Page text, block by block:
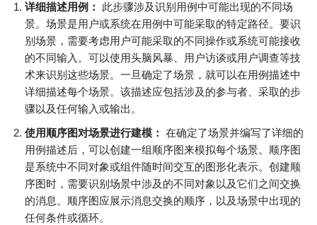
详细描述用例：
此步骤涉及识别用例中可能出现的不同场
景。场景是用户或系统在用例中可能采取的特定路径。要识
别场景，需要考虑用户可能采取的不同操作或系统可能接收
的不同输入。可以使用头脑风暴、用户访谈或用户调查等技
术来识别这些场景。一旦确定了场景，就可以在用例描述中
详细描述每个场景。该描述应包括涉及的参与者、采取的步
骤以及任何输入或输出。
使用顺序图对场景进行建模： 在确定了场景并编写了详细的
用例描述后，可以创建一组顺序图来模拟每个场景。顺序图
是系统中不同对象或组件随时间交互的图形化表示。创建顺
序图时，需要识别场景中涉及的不同对象以及它们之间交换
的消息。顺序图应展示消息交换的顺序，以及场景中出现的
任何条件或循环。